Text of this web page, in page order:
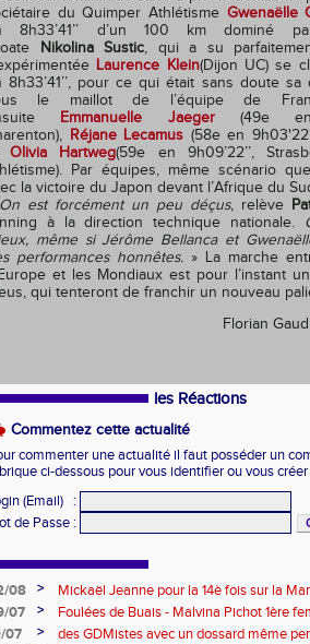
du Quimper Athlétisme Gwenaëlle
8h33’41’’ d’un 100 km dominé par
Nikolina Sustic, qui a su
Laurence Klein(Dijon UC) se
8h33’41’’, pour ce qui était sans doute
le maillot de l’équipe de
Emmanuelle Jaeger(49e en
Réjane Lecamus (58e en
Olivia Hartweg(59e en 9h09’22’’,
Par équipes, même scénario
la victoire du Japon devant l’Afrique du
On est forcément un peu déçus, relève
à la direction technique nationale.
même si Jérôme Bellanca et
performances honnêtes. » La marche
et les Mondiaux est pour l’instant
qui tenteront de franchir un nouveau
Florian
les Réactions
Commentez cette actualité
commenter une actualité il faut posséder un
ci-dessous pour vous identifier ou vous
(Email)
:
de Passe :
08 >
Mickaël Jeanne pour la 14è fois sur la
Eaux
07 >
Foulées de Buais - Malvina Pichot 1ère
07
>
des GDMistes avec un dossard même